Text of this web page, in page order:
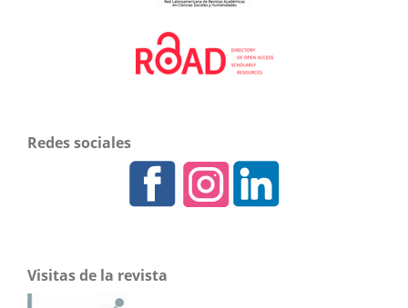
Redes sociales
Visitas de la revista